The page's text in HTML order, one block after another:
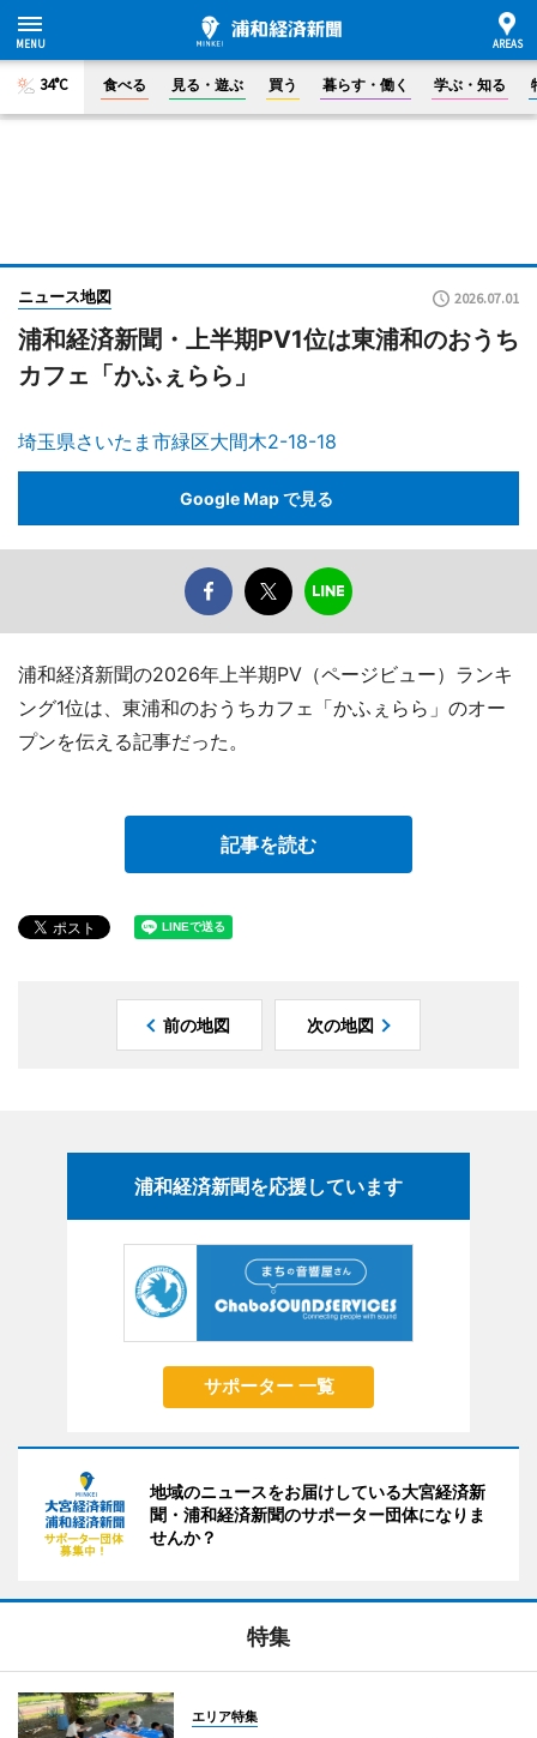
34°C 食べる 見る・遊ぶ 買う 暮らす・働く 学ぶ・知る
ニュース地図 2026.07.01
浦和経済新聞・上半期PV1位は東浦和のおうち
カフェ「かふぇらら」
埼玉県さいたま市緑区大間木2-18-18
Google Map で見る
浦和経済新聞の2026年上半期PV（ページビュー）ランキ
ング1位は、東浦和のおうちカフェ「かふぇらら」のオー
プンを伝える記事だった。
記事を読む
前の地図 次の地図
浦和経済新聞を応援しています
サポーター 一覧
地域のニュースをお届けしている大宮経済新
聞・浦和経済新聞のサポーター団体になりま
せんか？
特集
エリア特集